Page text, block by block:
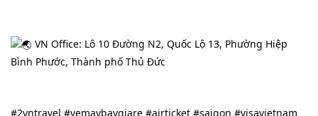
VN Office: Lô 10 Đường N2, Quốc Lộ 13, Phường Hiệp
Bình Phước, Thành phố Thủ Đức
#2vntravel #vemaybaygiare #airticket #saigon #visavietnam